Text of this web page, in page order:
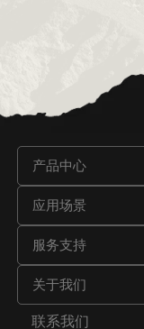
产品中心
应用场景
服务支持
关于我们
联系我们